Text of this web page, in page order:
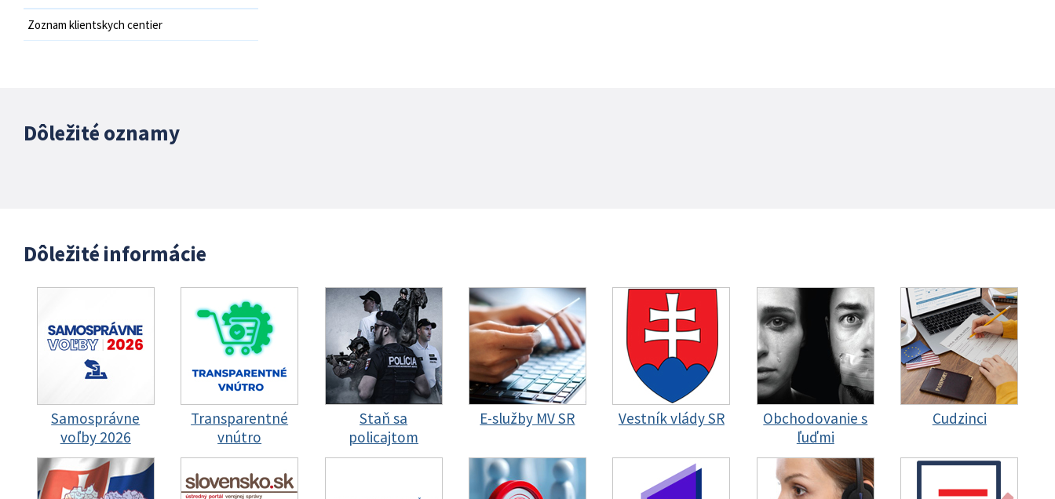
Zoznam klientskych centier
Dôležité oznamy
Dôležité informácie
Samosprávne
voľby 2026
Transparentné
vnútro
Staň sa
policajtom
E-služby MV SR Vestník vlády SR
Obchodovanie s
ľuďmi
Cudzinci